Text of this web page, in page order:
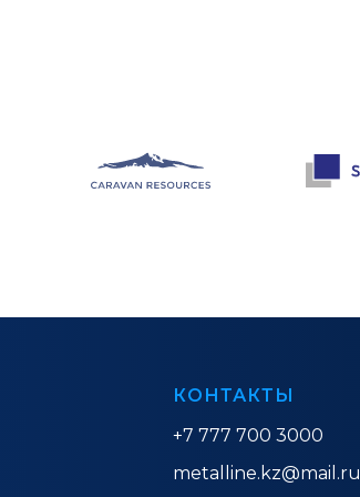
КОНТАКТЫ
+7 777 700 3000
metalline.kz@mail.ru